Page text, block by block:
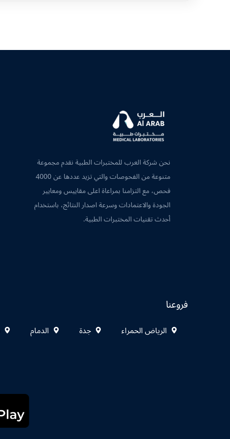
نحن شركة العرب للمختبرات الطبية نقدم مجموعة
متنوعة من الفحوصات والتي تزيد عددها عن 4000
فحص، مع التزامنا بمراعاة اعلى مقاييس ومعايير
الجودة والاعتمادات وسرعة اصدار النتائج، باستخدام
أحدث تقنيات المختبرات الطبية.
فروعنا
الرياض الحمراء جدة الدمام